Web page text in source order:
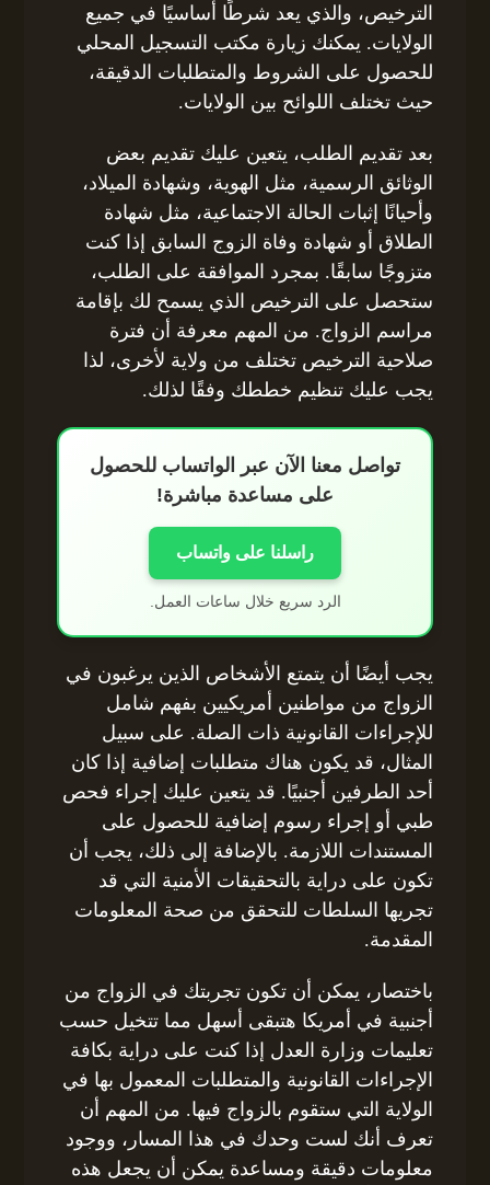
الترخيص، والذي يعد شرطًا أساسيًا في جميع
الولايات. يمكنك زيارة مكتب التسجيل المحلي
للحصول على الشروط والمتطلبات الدقيقة،
حيث تختلف اللوائح بين الولايات.
بعد تقديم الطلب، يتعين عليك تقديم بعض
الوثائق الرسمية، مثل الهوية، وشهادة الميلاد،
وأحيانًا إثبات الحالة الاجتماعية، مثل شهادة
الطلاق أو شهادة وفاة الزوج السابق إذا كنت
متزوجًا سابقًا. بمجرد الموافقة على الطلب،
ستحصل على الترخيص الذي يسمح لك بإقامة
مراسم الزواج. من المهم معرفة أن فترة
صلاحية الترخيص تختلف من ولاية لأخرى، لذا
يجب عليك تنظيم خططك وفقًا لذلك.
تواصل معنا الآن عبر الواتساب للحصول
على مساعدة مباشرة!
راسلنا على واتساب
الرد سريع خلال ساعات العمل.
يجب أيضًا أن يتمتع الأشخاص الذين يرغبون في
الزواج من مواطنين أمريكيين بفهم شامل
للإجراءات القانونية ذات الصلة. على سبيل
المثال، قد يكون هناك متطلبات إضافية إذا كان
أحد الطرفين أجنبيًا. قد يتعين عليك إجراء فحص
طبي أو إجراء رسوم إضافية للحصول على
المستندات اللازمة. بالإضافة إلى ذلك، يجب أن
تكون على دراية بالتحقيقات الأمنية التي قد
تجريها السلطات للتحقق من صحة المعلومات
المقدمة.
باختصار، يمكن أن تكون تجربتك في الزواج من
أجنبية في أمريكا هتبقى أسهل مما تتخيل حسب
تعليمات وزارة العدل إذا كنت على دراية بكافة
الإجراءات القانونية والمتطلبات المعمول بها في
الولاية التي ستقوم بالزواج فيها. من المهم أن
تعرف أنك لست وحدك في هذا المسار، ووجود
معلومات دقيقة ومساعدة يمكن أن يجعل هذه